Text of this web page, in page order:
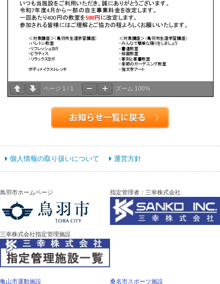
ページ 1 / 1 ズーム 100%
個人情報の取り扱いについて 運営方針
鳥羽市ホームページ 指定管理者：三幸株式会社
三幸株式会社指定管理施設